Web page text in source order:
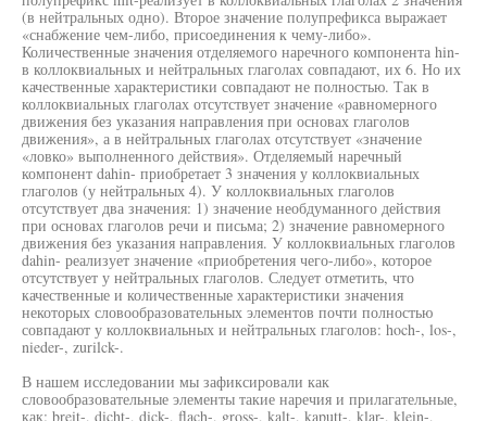
(в нейтральных одно). Второе значение полупрефикса выражает
«снабжение чем-либо, присоединения к чему-либо».
Количественные значения отделяемого наречного компонента hin-
в коллоквиальных и нейтральных глаголах совпадают, их 6. Но их
качественные характеристики совпадают не полностью. Так в
коллоквиальных глаголах отсутствует значение «равномерного
движения без указания направления при основах глаголов
движения», а в нейтральных глаголах отсутствует «значение
«ловко» выполненного действия». Отделяемый наречный
компонент dahin- приобретает 3 значения у коллоквиальных
глаголов (у нейтральных 4). У коллоквиальных глаголов
отсутствует два значения: 1) значение необдуманного действия
при основах глаголов речи и письма; 2) значение равномерного
движения без указания направления. У коллоквиальных глаголов
dahin- реализует значение «приобретения чего-либо», которое
отсутствует у нейтральных глаголов. Следует отметить, что
качественные и количественные характеристики значения
некоторых словообразовательных элементов почти полностью
совпадают у коллоквиальных и нейтральных глаголов: hoch-, los-,
nieder-, zurilck-.
В нашем исследовании мы зафиксировали как
словообразовательные элементы такие наречия и прилагательные,
как: breit-, dicht-, dick-, flach-, gross-, kalt-, kaputt-, klar-, klein-,